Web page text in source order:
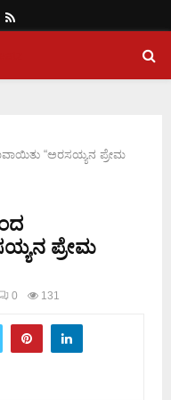
Rss
“ಅರಸಯ್ಯನ ಪ್ರೇಮ
ಪ್ರೇಮ
0 131